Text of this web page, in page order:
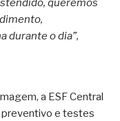
queremos
durante o dia”,
a ESF Central
preventivo e testes